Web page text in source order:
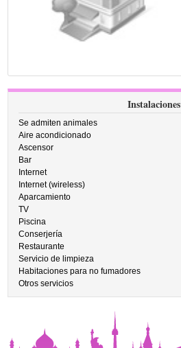
Instalaciones
Se admiten animales
Aire acondicionado
Ascensor
Bar
Internet
Internet (wireless)
Aparcamiento
TV
Piscina
Conserjería
Restaurante
Servicio de limpieza
Habitaciones para no fumadores
Otros servicios